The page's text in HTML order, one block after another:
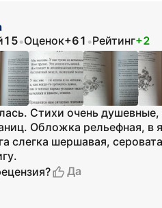
15•Оценок+61 •Рейтинг+2
Стихи очень
Обложка рельефная, в
слегка шершавая,
Да